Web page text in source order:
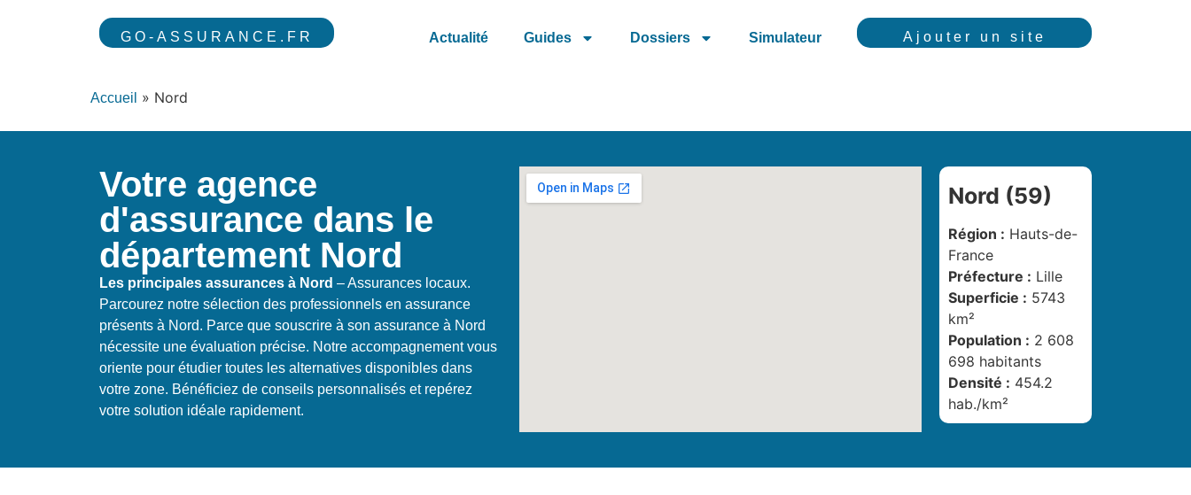
GO-ASSURANCE.FR Actualité Guides Dossiers Simulateur Ajouter un site
Accueil » Nord
Votre agence
d'assurance dans le
département Nord
Les principales assurances à Nord – Assurances locaux.
Parcourez notre sélection des professionnels en assurance
présents à Nord. Parce que souscrire à son assurance à Nord
nécessite une évaluation précise. Notre accompagnement vous
oriente pour étudier toutes les alternatives disponibles dans
votre zone. Bénéficiez de conseils personnalisés et repérez
votre solution idéale rapidement.
Nord (59)
Région : Hauts-de-
France
Préfecture : Lille
Superficie : 5743
km²
Population : 2 608
698 habitants
Densité : 454.2
hab./km²